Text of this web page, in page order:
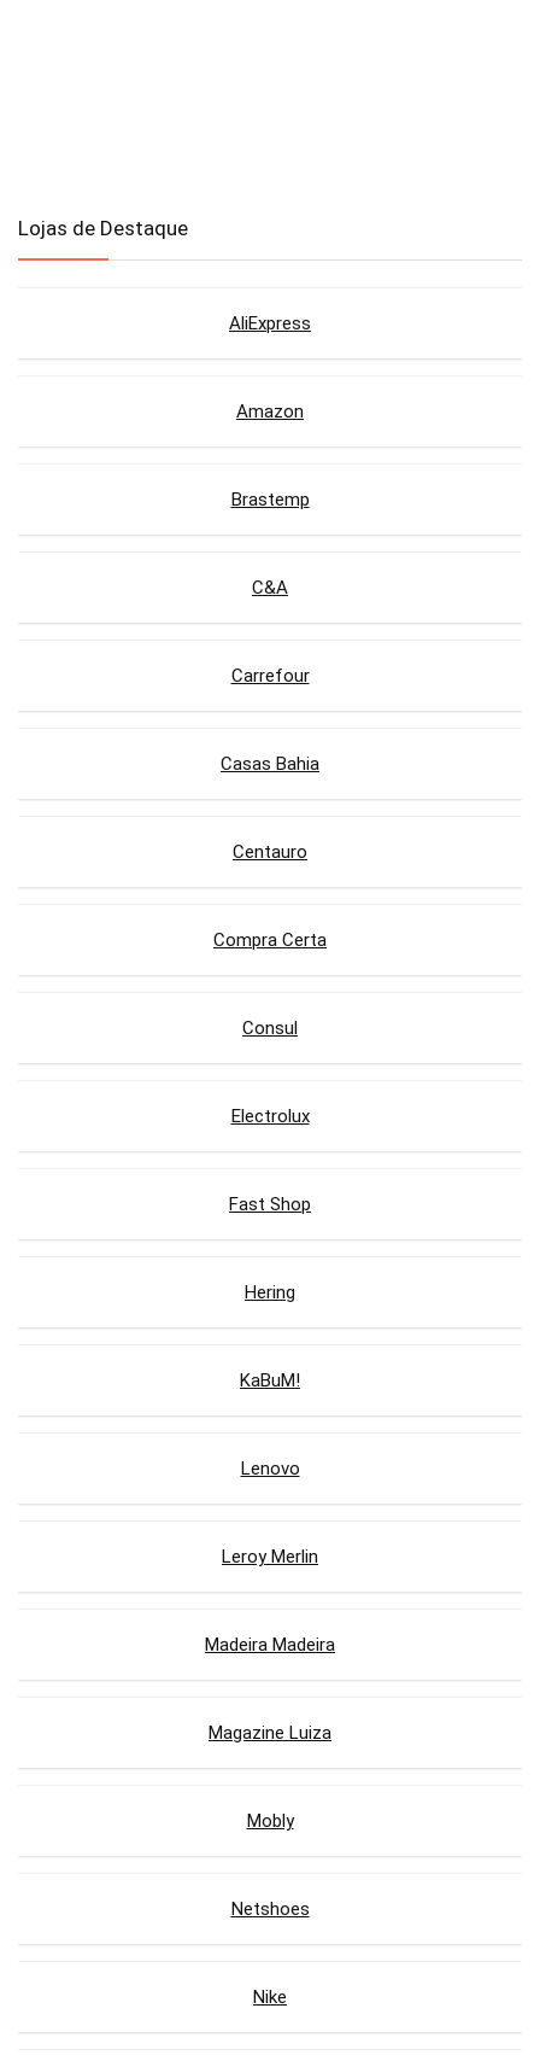
Lojas de Destaque
AliExpress
Amazon
Brastemp
C&A
Carrefour
Casas Bahia
Centauro
Compra Certa
Consul
Electrolux
Fast Shop
Hering
KaBuM!
Lenovo
Leroy Merlin
Madeira Madeira
Magazine Luiza
Mobly
Netshoes
Nike